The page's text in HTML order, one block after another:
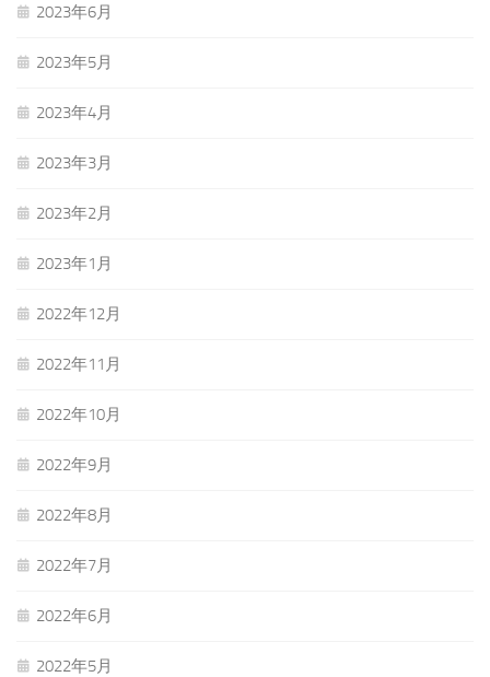
2023年6月
2023年5月
2023年4月
2023年3月
2023年2月
2023年1月
2022年12月
2022年11月
2022年10月
2022年9月
2022年8月
2022年7月
2022年6月
2022年5月